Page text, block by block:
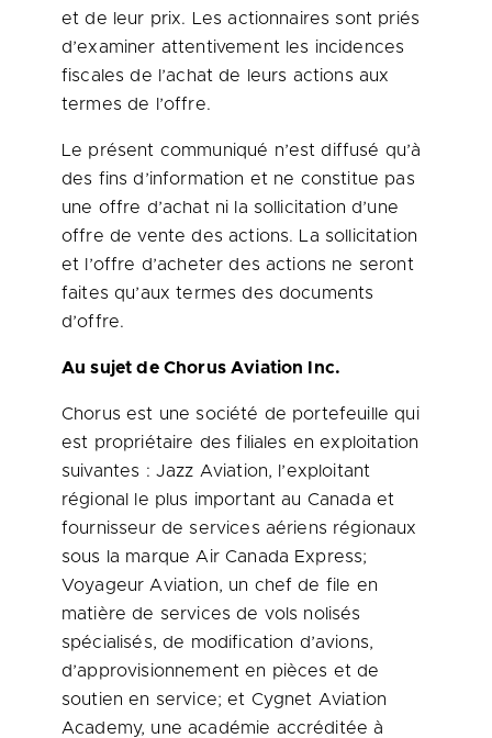
et de leur prix. Les actionnaires sont priés
d’examiner attentivement les incidences
fiscales de l’achat de leurs actions aux
termes de l’offre.
Le présent communiqué n’est diffusé qu’à
des fins d’information et ne constitue pas
une offre d’achat ni la sollicitation d’une
offre de vente des actions. La sollicitation
et l’offre d’acheter des actions ne seront
faites qu’aux termes des documents
d’offre.
Au sujet de Chorus Aviation Inc.
Chorus est une société de portefeuille qui
est propriétaire des filiales en exploitation
suivantes : Jazz Aviation, l’exploitant
régional le plus important au Canada et
fournisseur de services aériens régionaux
sous la marque Air Canada Express;
Voyageur Aviation, un chef de file en
matière de services de vols nolisés
spécialisés, de modification d’avions,
d’approvisionnement en pièces et de
soutien en service; et Cygnet Aviation
Academy, une académie accréditée à